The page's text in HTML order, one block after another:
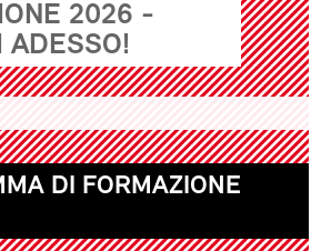
2026 -
ADESSO!
DI FORMAZIONE